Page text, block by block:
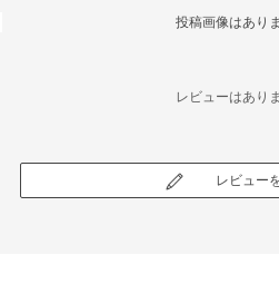
投稿画像はあり
レビューはあり
レビュー